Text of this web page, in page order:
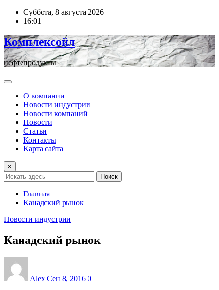
ПерейтиСуббота, 8 августа 2026
16:01
Комплексойл
нефтепродукты
О компании
Новости индустрии
Новости компаний
Новости
Статьи
Контакты
Карта сайта
×
Поиск
Главная
Канадский рынок
Новости индустрии
Канадский рынок
Alex Сен 8, 2016 0